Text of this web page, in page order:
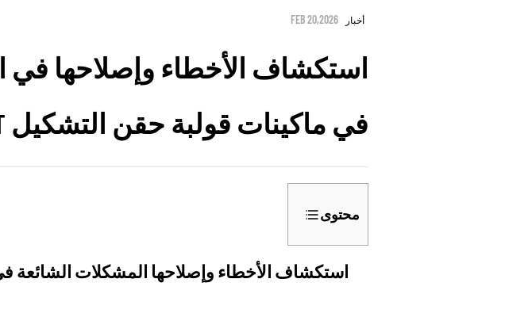
أخبار FEB 20,2026
استكشاف الأخطاء وإصلاحها في
في ماكينات قولبة حقن التشكيل PET
محتوى
1
استكشاف
استكشاف الأخطاء وإصلاحها المشكلات الشائعة